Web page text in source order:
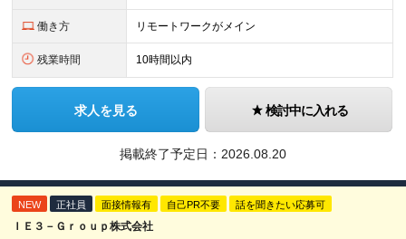
働き方 リモートワークがメイン
残業時間 10時間以内
求人を見る 検討中に入れる
掲載終了予定日： 2026.08.20
NEW 正社員 面接情報有 自己PR不要 話を聞きたい応募可
ＩＥ３－Ｇｒｏｕｐ株式会社